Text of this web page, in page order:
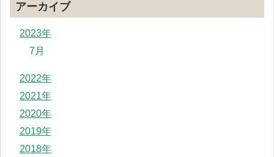
アーカイブ
2023年
7月
2022年
2021年
2020年
2019年
2018年